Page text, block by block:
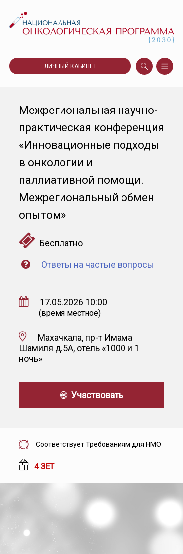
ЛИЧНЫЙ КАБИНЕТ
Межрегиональная научно-
практическая конференция
«Инновационные подходы
в онкологии и
паллиативной помощи.
Межрегиональный обмен
опытом»
Бесплатно
Ответы на частые вопросы
17.05.2026 10:00
(время местное)
Махачкала, пр-т Имама
Шамиля д.5А, отель «1000 и 1
ночь»
Участвовать
Соответствует Требованиям для НМО
4 ЗЕТ